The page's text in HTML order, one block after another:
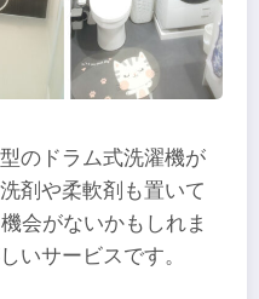
のドラム式洗濯機が
剤や柔軟剤も置いて
会がないかもしれま
いサービスです。